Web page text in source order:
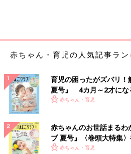
赤ちゃん・育児の人気記事ラン
育児の困ったがズバリ
夏号』 4カ月～2才にな
いっぱい！
赤ちゃん・育児
赤ちゃんのお世話まる
ブ 夏号』〈巻頭大特集
く！ おっぱい・ミルク
赤ちゃん・育児